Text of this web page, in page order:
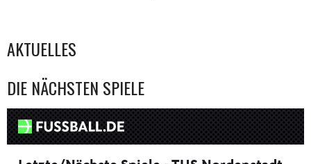
AKTUELLES
DIE NÄCHSTEN SPIELE